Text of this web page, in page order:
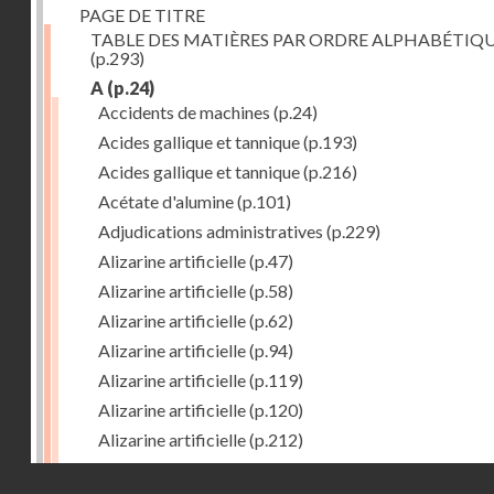
PAGE DE TITRE
TABLE DES MATIÈRES PAR ORDRE
(p.293)
A (p.24)
Accidents de machines (p.24)
Acides gallique et tannique(p.193)
Acides gallique et tannique(p.216)
Acétate d'alumine(p.101)
Adjudications administratives (p.229)
Alizarine artificielle(p.47)
Alizarine artificielle(p.58)
Alizarine artificielle(p.62)
Alizarine artificielle(p.94)
Alizarine artificielle(p.119)
Alizarine artificielle(p.120)
Alizarine artificielle(p.212)
Alizarine artificielle(p.256)